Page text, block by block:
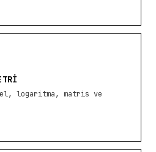
logaritma, matris ve